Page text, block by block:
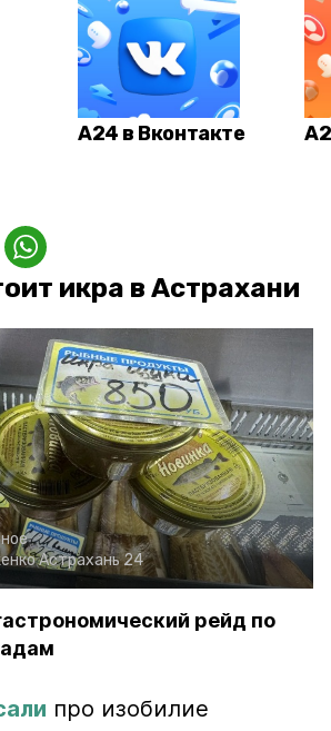
А24 в Вконтакте
икра в Астрахани
Астрахань 24
рейд по
про изобилие